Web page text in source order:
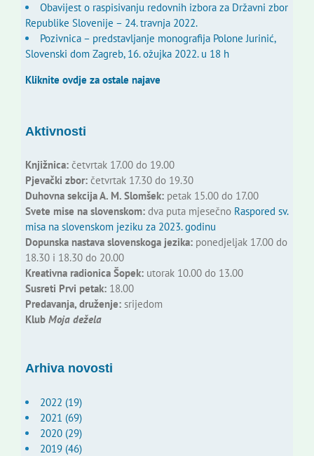
Obavijest o raspisivanju redovnih izbora za Državni zbor
Republike Slovenije – 24. travnja 2022.
Pozivnica – predstavljanje monografija Polone Jurinić,
Slovenski dom Zagreb, 16. ožujka 2022. u 18 h
Kliknite ovdje za ostale najave
Aktivnosti
Knjižnica:četvrtak 17.00 do 19.00
Pjevački zbor:četvrtak 17.30 do 19.30
Duhovna sekcija A. M. Slomšek:petak 15.00 do 17.00
Svete mise na slovenskom:dva puta mjesečno Raspored sv.
misa na slovenskom jeziku za 2023. godinu
Dopunska nastava slovenskoga jezika:ponedjeljak 17.00 do
18.30 i 18.30 do 20.00
Kreativna radionica Šopek:utorak 10.00 do 13.00
Susreti Prvi petak:18.00
Predavanja, druženje:srijedom
Klub Moja dežela
Arhiva novosti
2022 (19)
2021 (69)
2020 (29)
2019 (46)